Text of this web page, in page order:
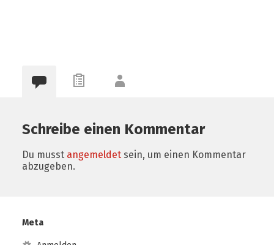
Schreibe einen Kommentar
Du musst angemeldetsein, um einen Kommentar
abzugeben.
Meta